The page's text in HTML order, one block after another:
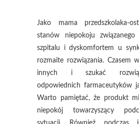
Jako mama przedszkolaka-
stanów niepokoju
szpitalu i dyskomfortem u
rozmaite rozwiązania. Czasem
innych i szukać
odpowiednich farmaceutyków
Warto pamiętać, że produkt
niepokój towarzyszący